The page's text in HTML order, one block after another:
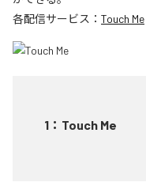
各配信サービス： Touch Me
1 ： Touch Me